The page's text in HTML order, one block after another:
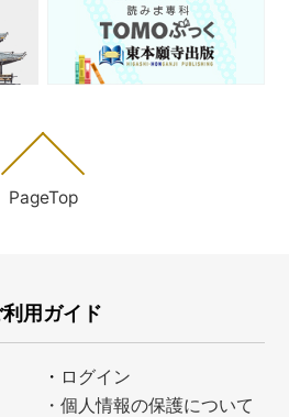
PageTop
利用ガイド
・ ログイン
・個人情報の保護について